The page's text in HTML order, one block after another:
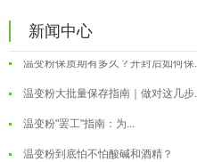
新闻中心
温变粉注塑后表面翻车？粗糙、颗粒...
温变粉大批量保存指南｜做对这几步...
温变粉"罢工"指南：为...
温变粉到底怕不怕酸碱和酒精？